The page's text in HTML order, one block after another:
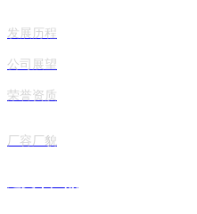
发展历程
公司展望
荣誉资质
厂容厂貌